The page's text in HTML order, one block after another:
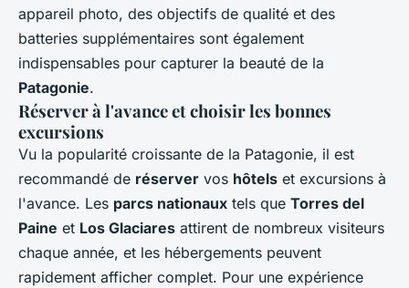
appareil photo, des objectifs de qualité et des
batteries supplémentaires sont également
indispensables pour capturer la beauté de la
Patagonie.
Réserver à l'avance et choisir les bonnes
excursions
Vu la popularité croissante de la Patagonie, il est
recommandé de réserver vos hôtels et excursions à
l'avance. Les parcs nationaux tels que Torres del
Paine et Los Glaciares attirent de nombreux visiteurs
chaque année, et les hébergements peuvent
rapidement afficher complet. Pour une expérience